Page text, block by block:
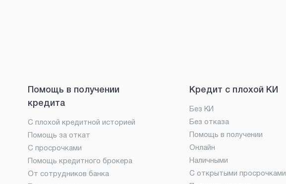
Помощь в получении
кредита
С плохой кредитной историей
Помощь за откат
С просрочками
Помощь кредитного брокера
От сотрудников банка
Кредит с плохой КИ
Без КИ
Без отказа
Помощь в получении
Онлайн
Наличными
С открытыми просрочками